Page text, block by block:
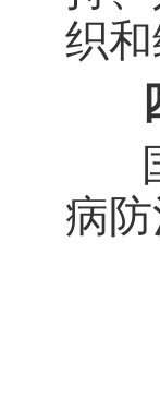
织
四
国
病